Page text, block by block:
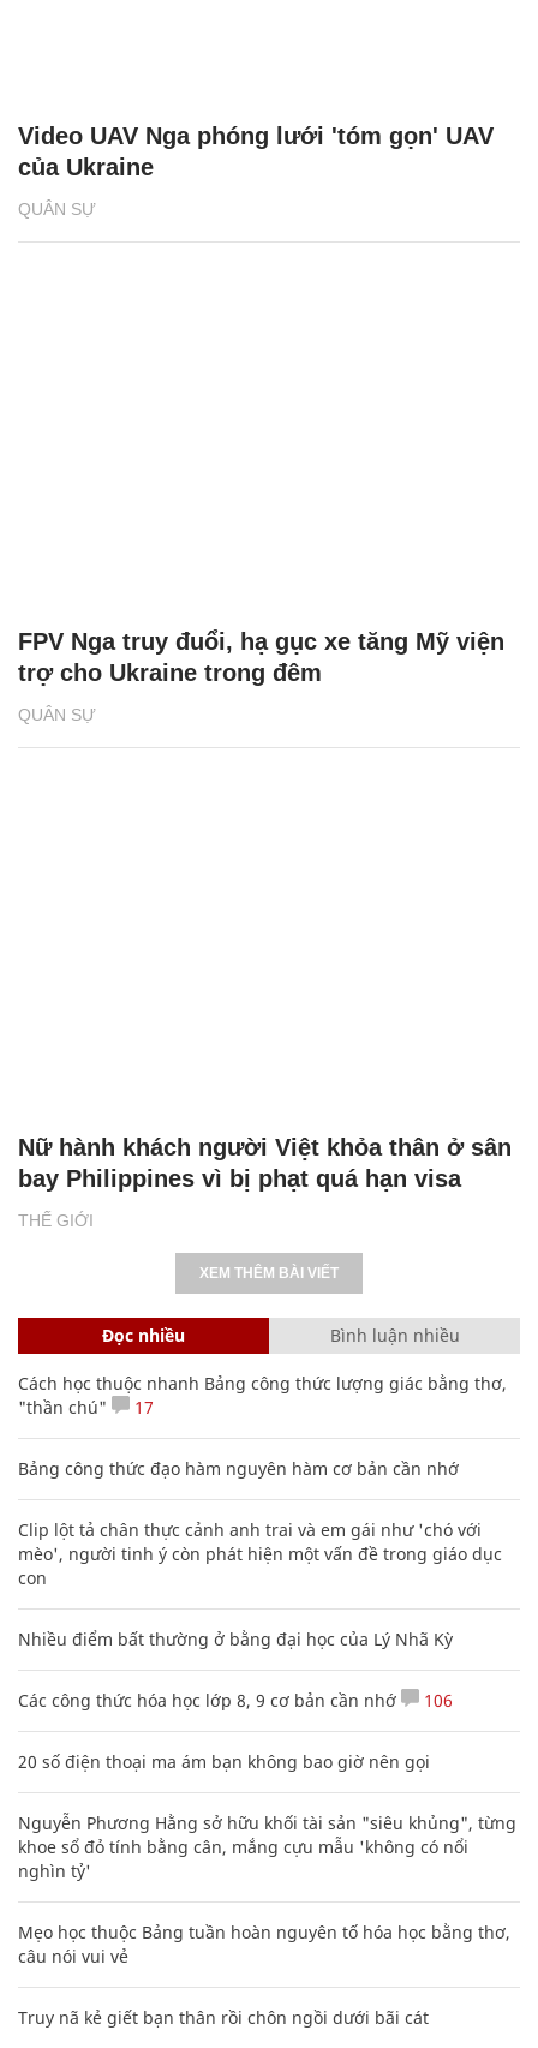
QUÂN SỰ
Video UAV Nga phóng lưới 'tóm gọn' UAV
của Ukraine
QUÂN SỰ
FPV Nga truy đuổi, hạ gục xe tăng Mỹ viện
trợ cho Ukraine trong đêm
THẾ GIỚI
Nữ hành khách người Việt khỏa thân ở sân
bay Philippines vì bị phạt quá hạn visa
XEM THÊM BÀI VIẾT
Đọc nhiều Bình luận nhiều
Cách học thuộc nhanh Bảng công thức lượng giác bằng thơ,
"thần chú"
17
Bảng công thức đạo hàm nguyên hàm cơ bản cần nhớ
Clip lột tả chân thực cảnh anh trai và em gái như 'chó với
mèo', người tinh ý còn phát hiện một vấn đề trong giáo dục
con
Nhiều điểm bất thường ở bằng đại học của Lý Nhã Kỳ
Các công thức hóa học lớp 8, 9 cơ bản cần nhớ 106
20 số điện thoại ma ám bạn không bao giờ nên gọi
Nguyễn Phương Hằng sở hữu khối tài sản "siêu khủng", từng
khoe sổ đỏ tính bằng cân, mắng cựu mẫu 'không có nổi
nghìn tỷ'
Mẹo học thuộc Bảng tuần hoàn nguyên tố hóa học bằng thơ,
câu nói vui vẻ
Truy nã kẻ giết bạn thân rồi chôn ngồi dưới bãi cát